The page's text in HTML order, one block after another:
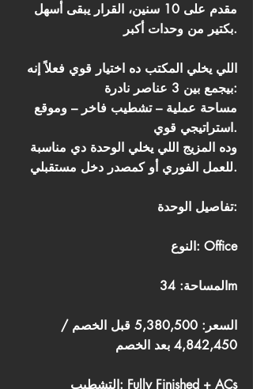
مقدم على 10 سنين، القرار يبقى أسهل
بكتير من وحدات أكبر.
اللي يخلي المكتب ده اختيار قوي فعلاً إنه
بيجمع بين 3 عناصر نادرة:
مساحة عملية – تشطيب فاخر – وموقع
استراتيجي قوي.
وده المزيج اللي يخلي الوحدة دي مناسبة
للعمل الفوري أو كمصدر دخل مستقبلي.
تفاصيل الوحدة:
النوع: Office
المساحة: 34m
السعر: 5,380,500 قبل الخصم /
4,842,450 بعد الخصم
التشطيب: Fully Finished + ACs